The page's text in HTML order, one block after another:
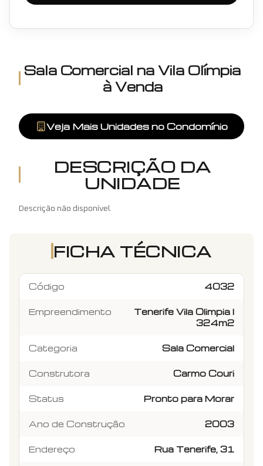
Sala Comercial na Vila Olímpia
à Venda
Veja Mais Unidades no Condomínio
DESCRIÇÃO DA
UNIDADE
Descrição não disponível.
FICHA TÉCNICA
Código 4032
Empreendimento
Tenerife Vila Olimpia I
324m2
Categoria Sala Comercial
Construtora Carmo Couri
Status Pronto para Morar
Ano de Construção 2003
Endereço Rua Tenerife, 31